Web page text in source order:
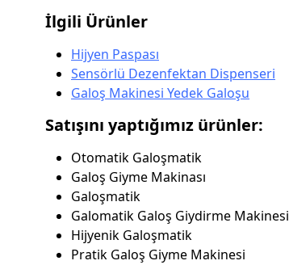
İlgili Ürünler
Hijyen Paspası
Sensörlü Dezenfektan Dispenseri
Galoş Makinesi Yedek Galoşu
Satışını yaptığımız ürünler:
Otomatik Galoşmatik
Galoş Giyme Makinası
Galoşmatik
Galomatik Galoş Giydirme Makinesi
Hijyenik Galoşmatik
Pratik Galoş Giyme Makinesi